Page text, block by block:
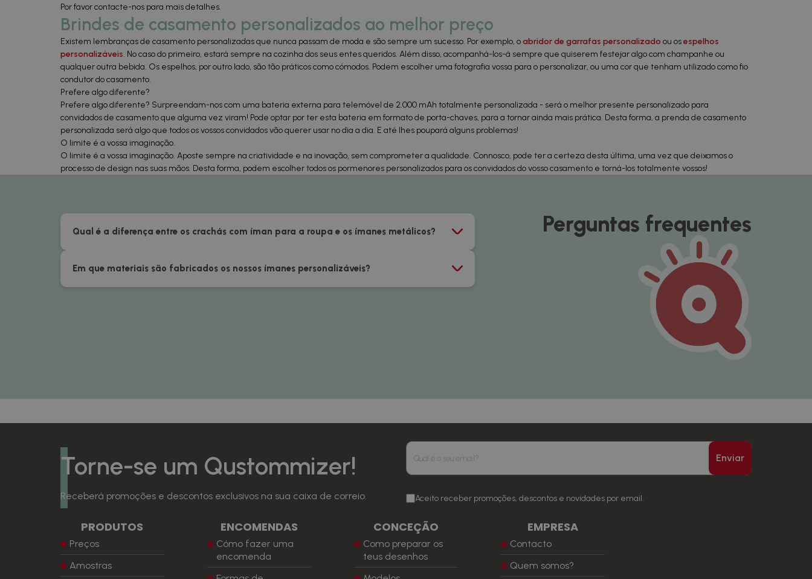
Por favor contacte-nos para mais detalhes.
Brindes de casamento personalizados ao melhor preço
Existem lembranças de casamento personalizadas que nunca passam de moda e são sempre um sucesso. Por exemplo, oabridor de garrafas personalizado ou osespelhos
personalizáveis. No caso do primeiro, estará sempre na cozinha dos seus entes queridos. Além disso, acompanhá-los-á sempre que quiserem festejar algo com champanhe ou
qualquer outra bebida. Os espelhos, por outro lado, são tão práticos como cómodos. Podem escolher uma fotografia vossa para o personalizar, ou uma cor que tenham utilizado como fio
condutor do casamento.
Prefere algo diferente?
Prefere algo diferente? Surpreendam-nos com uma bateria externa para telemóvel de 2.000 mAh totalmente personalizada - será o melhor presente personalizado para
convidados de casamento que alguma vez viram! Pode optar por ter esta bateria em formato de porta-chaves, para a tornar ainda mais prática. Desta forma, a prenda de casamento
personalizada será algo que todos os vossos convidados vão querer usar no dia a dia. E até lhes poupará alguns problemas!
O limite é a vossa imaginação.
O limite é a vossa imaginação. Aposte sempre na criatividade e na inovação, sem comprometer a qualidade. Connosco, pode ter a certeza desta última, uma vez que deixamos o
processo de design nas suas mãos. Desta forma, podem escolher todos os pormenores personalizados para os convidados do vosso casamento e torná-los totalmente vossos!
Qual é a diferença entre os crachás com íman para a roupa e os ímanes metálicos?
Em que materiais são fabricados os nossos ímanes personalizáveis?
Perguntas frequentes
Torne-se um Qustommizer!
Receberá promoções e descontos exclusivos na sua caixa de correio.
Enviar
Aceito receber promoções, descontos e novidades por email.
PRODUTOS
Preços
Amostras
ENCOMENDAS
Cómo fazer uma
encomenda
CONCEÇÃO
Como preparar os
teus desenhos
EMPRESA
Contacto
Quem somos?